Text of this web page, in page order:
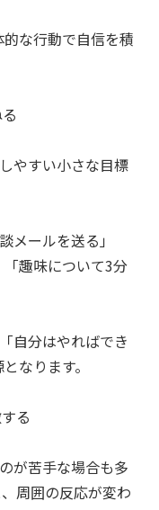
な行動で自信を積
やすい小さな目標
メールを送る」
「趣味について3分
自分はやればでき
なります。
る
が苦手な場合も多
周囲の反応が変わ